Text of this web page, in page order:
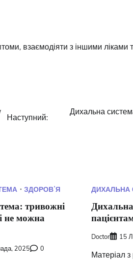
взаємодіяти з іншими ліками
Наступний:
Дихальна
ЗДОРОВʼЯ
тривожні
не можна
2025 0
ДИХАЛЬНА
Doctor 15
Матеріал з